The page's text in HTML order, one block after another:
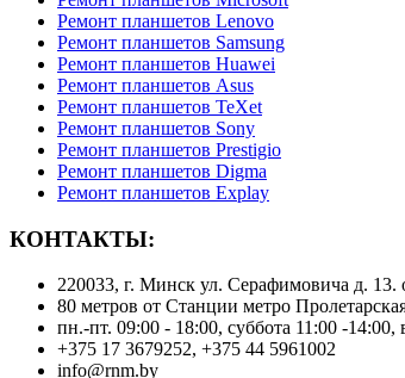
Ремонт планшетов Lenovo
Ремонт планшетов Samsung
Ремонт планшетов Huawei
Ремонт планшетов Asus
Ремонт планшетов TeXet
Ремонт планшетов Sony
Ремонт планшетов Prestigio
Ремонт планшетов Digma
Ремонт планшетов Explay
КОНТАКТЫ:
220033, г. Минск ул. Серафимовича д. 13.
80 метров от Станции метро
пн.-пт. 09:00 - 18:00, суббота 11:00 -14:00,
+375 17 3679252, +375 44 5961002
info@rnm.by